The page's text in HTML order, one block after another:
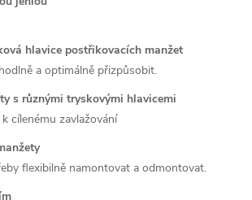
hlavice postřikovacích manžet
a optimálně přizpůsobit.
s různými tryskovými hlavicemi
cílenému zavlažování
flexibilně namontovat a odmontovat.